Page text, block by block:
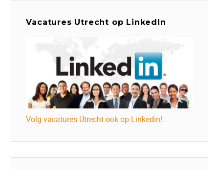
Vacatures Utrecht op LinkedIn
Volg vacatures Utrecht ook op Linkedin!